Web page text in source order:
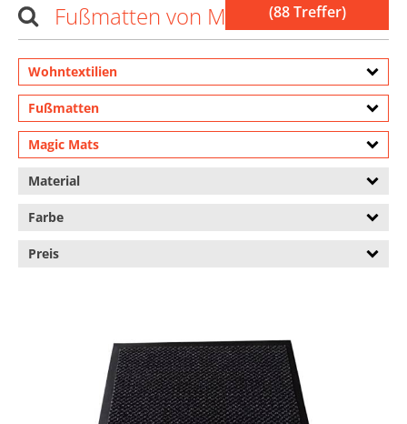
(88 Treffer)
Fußmatten von Magic Mats
Wohntextilien
Fußmatten
Magic Mats
Material
Farbe
Preis